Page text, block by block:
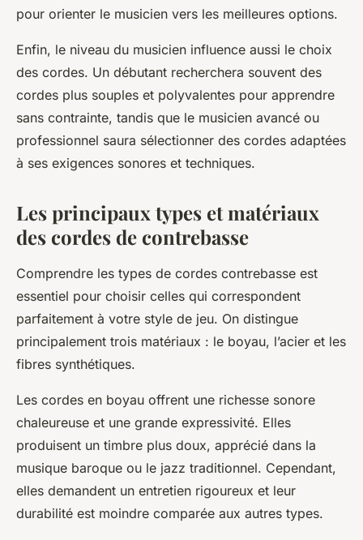
pour orienter le musicien vers les meilleures options.
Enfin, le niveau du musicien influence aussi le choix
des cordes. Un débutant recherchera souvent des
cordes plus souples et polyvalentes pour apprendre
sans contrainte, tandis que le musicien avancé ou
professionnel saura sélectionner des cordes adaptées
à ses exigences sonores et techniques.
Les principaux types et matériaux
des cordes de contrebasse
Comprendre les types de cordes contrebasse est
essentiel pour choisir celles qui correspondent
parfaitement à votre style de jeu. On distingue
principalement trois matériaux : le boyau, l’acier et les
fibres synthétiques.
Les cordes en boyau offrent une richesse sonore
chaleureuse et une grande expressivité. Elles
produisent un timbre plus doux, apprécié dans la
musique baroque ou le jazz traditionnel. Cependant,
elles demandent un entretien rigoureux et leur
durabilité est moindre comparée aux autres types.